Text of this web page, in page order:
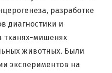
разработке
диагностики и
тканях-мишенях
животных. Были
экспериментов на